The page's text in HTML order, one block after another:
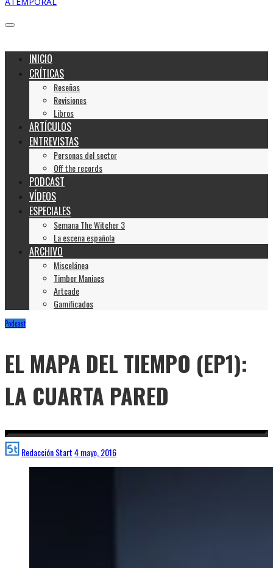
INICIO
CRÍTICAS
Reseñas
Revisiones
Libros
ARTÍCULOS
ENTREVISTAS
Personas del sector
Off the records
PODCAST
VÍDEOS
ESPECIALES
Semana The Witcher 3
La escena española
ARCHIVO
Miscelánea
Timber Maniacs
Artcade
Gamificados
Podcast
EL MAPA DEL TIEMPO (EP1):
LA CUARTA PARED
Redacción Start4 mayo, 2016